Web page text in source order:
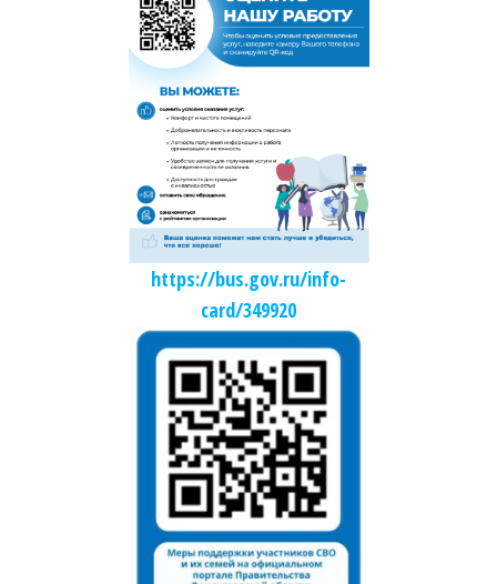
https://bus.gov.ru/info-
card/349920